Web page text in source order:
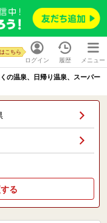
ログイン
こちら
履歴 メニュー
の温泉、日帰り温泉、スーパー
る